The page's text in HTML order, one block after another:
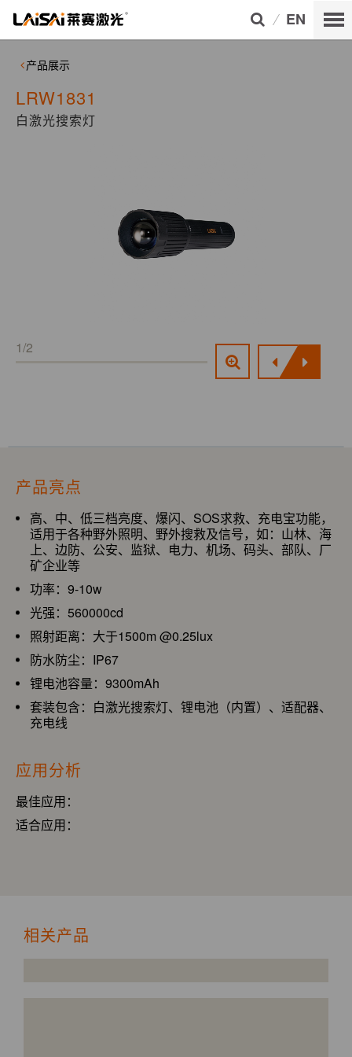
EN
产品展示
LRW1831
白激光搜索灯
1/2
产品亮点
高、中、低三档亮度、爆闪、SOS求救、充电宝功能，
适用于各种野外照明、野外搜救及信号，如：山林、海
上、边防、公安、监狱、电力、机场、码头、部队、厂
矿企业等
功率：9-10w
光强：560000cd
照射距离：大于1500m @0.25lux
防水防尘：IP67
锂电池容量：9300mAh
套装包含：白激光搜索灯、锂电池（内置）、适配器、
充电线
应用分析
最佳应用：
适合应用：
相关产品